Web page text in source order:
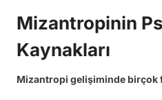
Mizantropinin
Kaynakları
Mizantropi gelişiminde